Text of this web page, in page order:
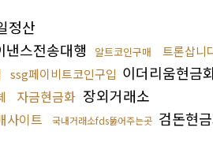
정산
낸스전송대행 알트코인구매 트론삽니
ssg페이비트코인구입 이더리움현금
자금현금화 장외거래소
사이트 국내거래소fds뚫어주는곳 검돈현